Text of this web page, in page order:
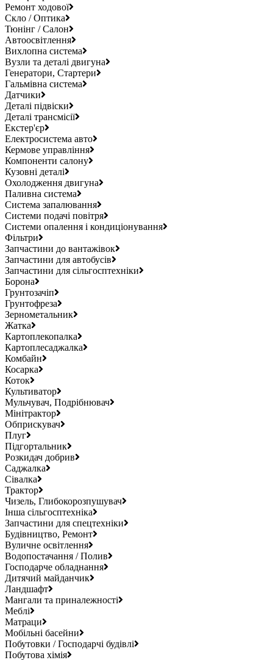
Ремонт ходової
Скло / Оптика
Тюнінг / Салон
Автоосвітлення
Вихлопна система
Вузли та деталі двигуна
Генератори, Стартери
Гальмівна система
Датчики
Деталі підвіски
Деталі трансмісії
Екстер'єр
Електросистема авто
Кермове управління
Компоненти салону
Кузовні деталі
Охолодження двигуна
Паливна система
Система запалювання
Системи подачі повітря
Системи опалення і кондиціонування
Фільтри
Запчастини до вантажівок
Запчастини для автобусів
Запчастини для сільгосптехніки
Борона
Грунтозачіп
Грунтофреза
Зернометальник
Жатка
Картоплекопалка
Картоплесаджалка
Комбайн
Косарка
Коток
Культиватор
Мульчувач, Подрібнювач
Мінітрактор
Обприскувач
Плуг
Підгортальник
Розкидач добрив
Саджалка
Сівалка
Трактор
Чизель, Глибокорозпушувач
Інша сільгосптехніка
Запчастини для спецтехніки
Будівництво, Ремонт
Вуличне освітлення
Водопостачання / Полив
Господарче обладнання
Дитячий майданчик
Ландшафт
Мангали та приналежності
Меблі
Матраци
Мобільні басейни
Побутовки / Господарчі будівлі
Побутова хімія